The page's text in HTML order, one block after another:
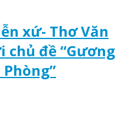
xứ- Thơ Văn
chủ đề “Gương